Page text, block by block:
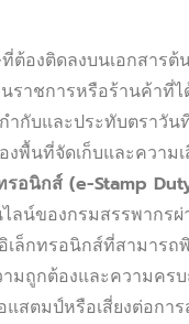
ต้องติดลงบนเอกสาร
ราชการหรือร้านค้า
ำกับและประทับตราวั
งพื้นที่จัดเก็บและควา
รอนิกส์ (e-Stamp
ลน์ของกรมสรรพากร
อิเล็กทรอนิกส์ที่สามา
มถูกต้องและความคร
แสตมป์หรือเสี่ยงต่อก